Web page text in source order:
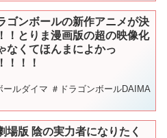
ゴンボールの新作アニメが決
！とりま漫画版の超の映像化
なくてほんまによかっ
！！！
ルダイマ ＃ドラゴンボールDAIMA
場版 陰の実力者になりたく